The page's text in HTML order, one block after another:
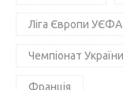
Ліга Європи УЄФА
Чемпіонат
Франція